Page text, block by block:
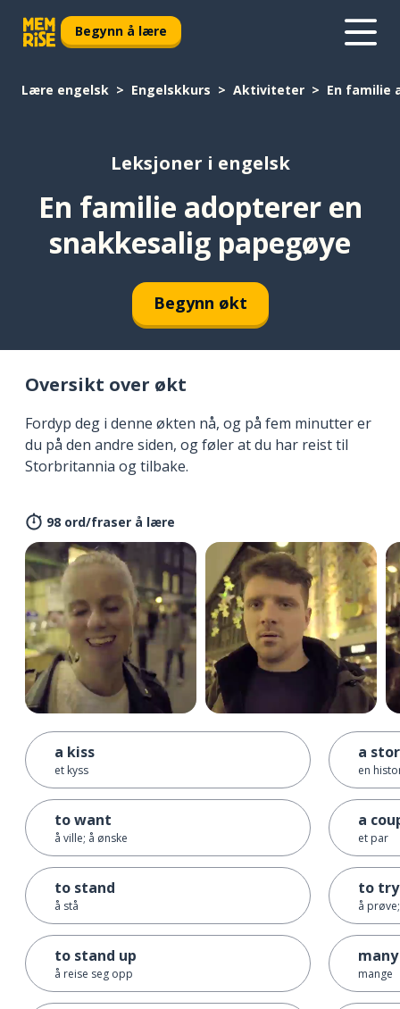
Begynn å lære
Lære engelsk Engelskkurs Aktiviteter En familie
Leksjoner i engelsk
En familie adopterer en
snakkesalig papegøye
Begynn økt
Oversikt over økt
Fordyp deg i denne økten nå, og på fem minutter er
du på den andre siden, og føler at du har reist til
Storbritannia og tilbake.
98 ord/fraser å lære
a kiss
et kyss
to want
å ville; å ønske
to stand
å stå
to stand up
å reise seg opp
a
en
a
et par
to try
å
many
mange